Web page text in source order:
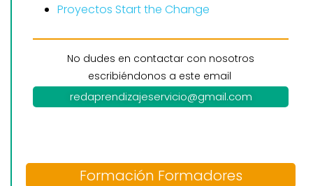
Proyectos Start the Change
No dudes en contactar con nosotros
escribiéndonos a este email
redaprendizajeservicio@gmail.com
Formación Formadores